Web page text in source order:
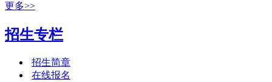
更多>>
招生专栏
招生简章
在线报名